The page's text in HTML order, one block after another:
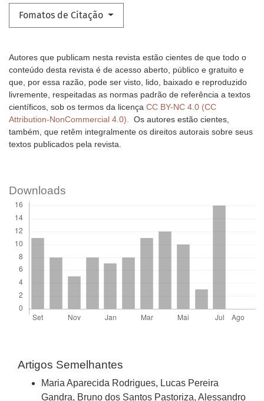
Fomatos de Citação
Autores que publicam nesta revista estão cientes de que todo o
conteúdo desta revista é de acesso aberto, público e gratuito e
que, por essa razão, pode ser visto, lido, baixado e reproduzido
livremente, respeitadas as normas padrão de referência a textos
científicos, sob os termos da licença CC BY-NC 4.0 (CC
Attribution-NonCommercial 4.0). Os autores estão cientes,
também, que retêm integralmente os direitos autorais sobre seus
textos publicados pela revista.
Downloads
Artigos Semelhantes
Maria Aparecida Rodrigues, Lucas Pereira
Gandra, Bruno dos Santos Pastoriza, Alessandro